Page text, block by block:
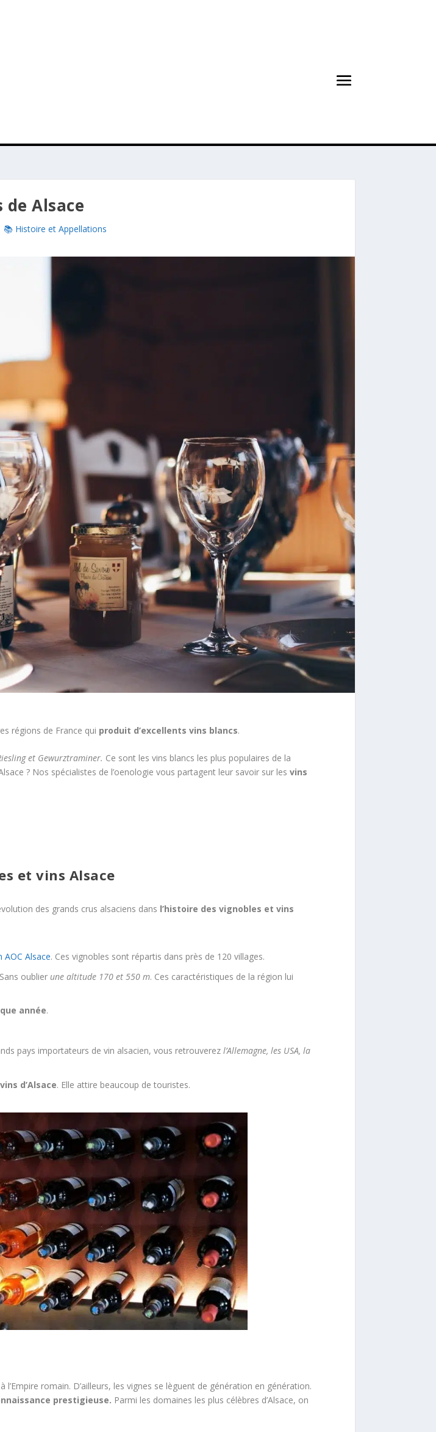
de Alsace
📚 Histoire et Appellations
régions de France qui produit d’excellents vins blancs.
et Gewurztraminer. Ce sont les vins blancs les plus populaires de la
? Nos spécialistes de l’oenologie vous partagent leur savoir sur les vins
et vins Alsace
des grands crus alsaciens dans l’histoire des vignobles et vins
AOC Alsace. Ces vignobles sont répartis dans près de 120 villages.
oublier une altitude 170 et 550 m. Ces caractéristiques de la région lui
année.
pays importateurs de vin alsacien, vous retrouverez l’Allemagne, les USA, la
d’Alsace. Elle attire beaucoup de touristes.
romain. D’ailleurs, les vignes se lèguent de génération en génération.
prestigieuse. Parmi les domaines les plus célèbres d’Alsace, on